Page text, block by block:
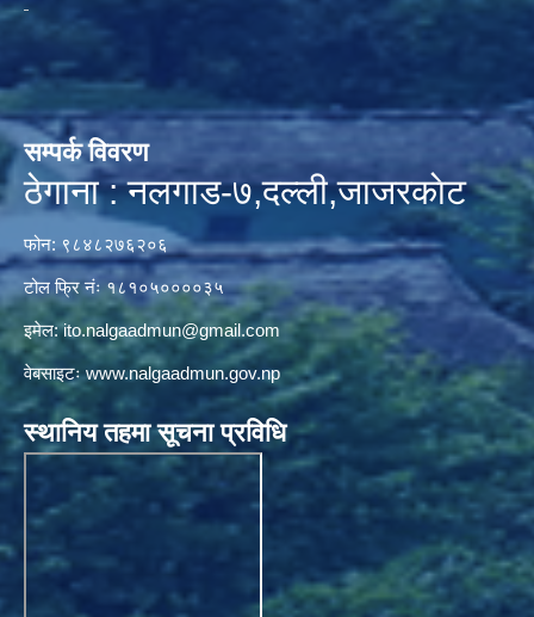
सम्पर्क विवरण
ठेगाना : नलगाड-७,दल्ली,जाजरकाेट
फोन: ९८४८२७६२०६
टोल फ्रि नंः १८१०५००००३५
इमेल:ito.nalgaadmun@gmail.com
वेबसाइटःwww.nalgaadmun.gov.np
स्थानिय तहमा सूचना प्रविधि